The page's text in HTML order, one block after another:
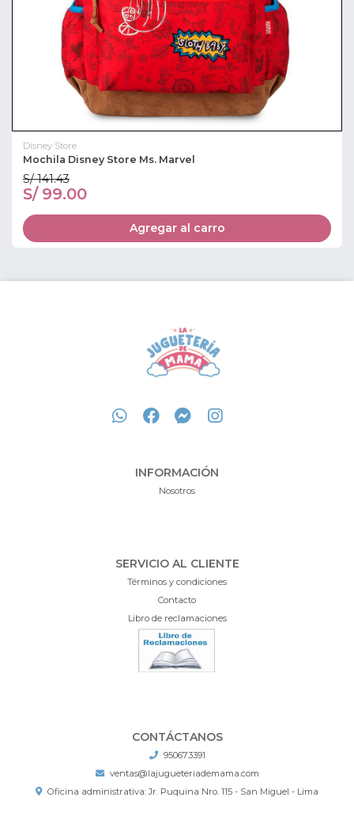
Disney Store
Mochila Disney Store Ms. Marvel
S/ 141.43
S/ 99.00
Agregar al carro
INFORMACIÓN
Nosotros
SERVICIO AL CLIENTE
Términos y condiciones
Contacto
Libro de reclamaciones
CONTÁCTANOS
950673391
ventas@lajugueteriademama.com
Oficina administrativa: Jr. Puquina Nro. 115 - San Miguel - Lima